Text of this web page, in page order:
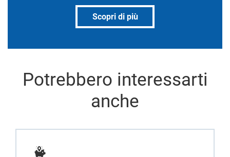
Scopri di più
Potrebbero interessarti
anche